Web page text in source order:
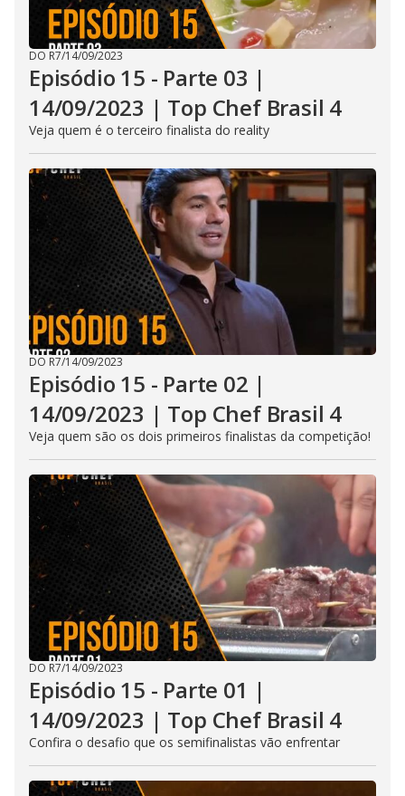
DO R7/14/09/2023
Episódio 15 - Parte 03 |
14/09/2023 | Top Chef Brasil 4
Veja quem é o terceiro finalista do reality
DO R7/14/09/2023
Episódio 15 - Parte 02 |
14/09/2023 | Top Chef Brasil 4
Veja quem são os dois primeiros finalistas da competição!
DO R7/14/09/2023
Episódio 15 - Parte 01 |
14/09/2023 | Top Chef Brasil 4
Confira o desafio que os semifinalistas vão enfrentar